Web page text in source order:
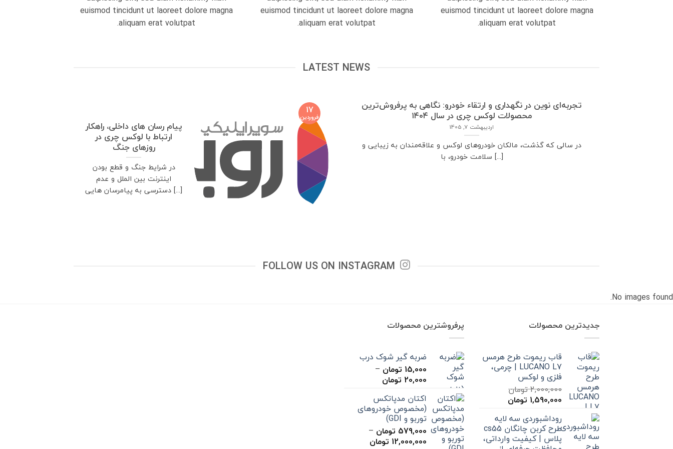
euismod tincidunt ut laoreet dolore magna
aliquam erat volutpat.
euismod tincidunt ut laoreet dolore magna
aliquam erat volutpat.
euismod tincidunt ut laoreet dolore magna
aliquam erat volutpat.
LATEST NEWS
تجربه‌ای نوین در نگهداری و ارتقاء خودرو: نگاهی به پرفروش‌ترین
محصولات لوکس چری در سال ۱۴۰۴
اردیبهشت 7, 1405
در سالی که گذشت، مالکان خودروهای لوکس و علاقه‌مندان به زیبایی و
سلامت خودرو، با [...]
پیام رسان های داخلی، راهکار
ارتباط با لوکس چری در
روزهای جنگ
در شرایط جنگ و قطع بودن
اینترنت بین الملل و عدم
دسترسی به پیامرسان هایی [...]
17
فروردین
FOLLOW US ON INSTAGRAM
No images found.
جدیدترین محصولات
قاب ریموت طرح هرمس
LUCANO L7 | چرمی،
فلزی و لوکس
2,000,000تومان
قیمت
2,000,000 تومان
بود.
1,590,000 تومان
1,590,000 تومان
است.
روداشبوردی سه‌ لایه
طرح کربن چانگان cs55
پلاس | کیفیت وارداتی،
پرفروشترین محصولات
ضربه گیر شوک درب
15,000 تومان –
20,000 تومان
تا
اکتان مدپاتکس
(مخصوص خودروهای
توربو و GDI)
579,000 تومان –
12,000,000 تومان